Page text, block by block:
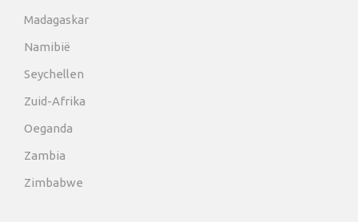
Madagaskar
Namibië
Seychellen
Zuid-Afrika
Oeganda
Zambia
Zimbabwe